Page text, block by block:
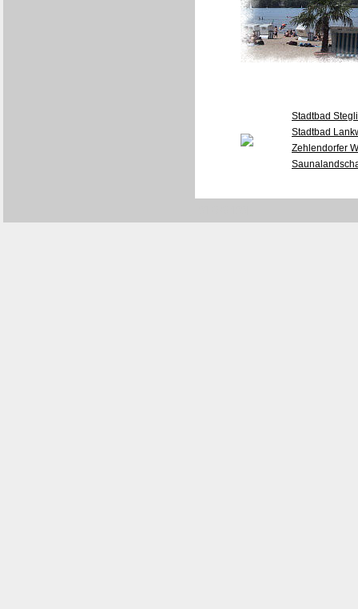
Stadtbad
Stadtbad
Zehlendorfer